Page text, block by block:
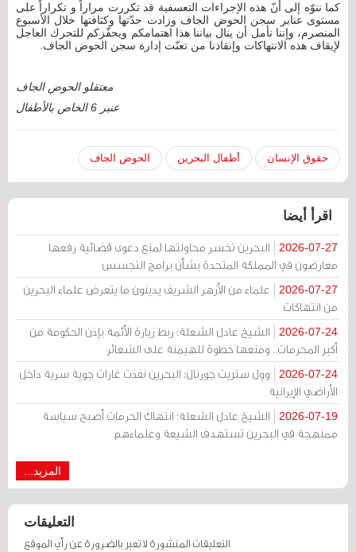
كما ننوّه إلى أنّ هذه الإجراءات التعسفية قد تكررت مراراً و تكراراً على
مستوى عنابر سجن الحوض الجاف وزادت حدّتها وكثافتها خلال الأسبوع
المنصرم، وإننا نأمل أن ينال بياننا هذا اهتمامكم ويحفّزكم للتحرك العاجل
لإيقاف هذه الانتهاكات وإنقاذنا من تعنّت إدارة سجن الحوض الجاف.
معتقلو الحوض الجاف
عنبر 6 الخاص بالأطفال
حقوق الإنسان أطفال البحرين الحوض الجاف
اقرأ أيضا
2026-07-27
البحرين تخسر محاولتها لمنع دعوى قضائية رفعها
معارضون في المملكة المتحدة بشأن برامج التجسس
2026-07-27
علماء من الأزهر الشريف يدينون ما يتعرض علماء البحرين
من انتهاكات
2026-07-24
الشيخ عادل الشعلة: ربط زيارة الأئمة بإذن الحكومة من
أكبر المحرمات.. ومنعها خطوة للهيمنة على الشعائر
2026-07-24
وول ستريت جورنال: البحرين نفذت غارات جوية سرية داخل
الأراضي الإيرانية
2026-07-19
الشيخ عادل الشعلة: انتهاك الحرمات أصبح سياسة
ممنهجة في البحرين تستهدف الشيعة وعلماءهم
المزيد...
التعليقات
التعليقات المنشورة لا تعبر بالضرورة عن رأي الموقع